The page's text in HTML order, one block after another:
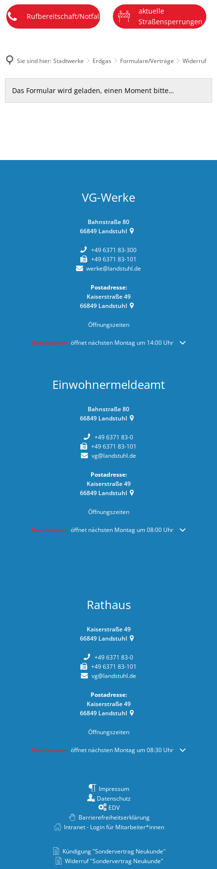
Menü DE
Rufbereitschaft/Notfall
aktuelle
Straßensperrungen
Sie sind hier: Stadtwerke Erdgas Formulare/Verträge Widerruf
Widerruf
Das Formular wird geladen, einen Moment bitte…
VG-Werke
Bahnstraße 80
66849 Landstuhl
+49 6371 83-300
+49 6371 83-101
werke@landstuhl.de
Postadresse:
Kaiserstraße 49
66849 Landstuhl
Öffnungszeiten
Klicken, um weitere Öffnungs- oder Schließzeiten auszublenden
Geschlossen: öffnet nächsten Montag um 14:00 Uhr
Einwohnermeldeamt
Bahnstraße 80
66849 Landstuhl
+49 6371 83-0
+49 6371 83-101
vg@landstuhl.de
Postadresse:
Kaiserstraße 49
66849 Landstuhl
Öffnungszeiten
Klicken, um weitere Öffnungs- oder Schließzeiten auszublenden
Geschlossen: öffnet nächsten Montag um 08:00 Uhr
Rathaus
Kaiserstraße 49
66849 Landstuhl
+49 6371 83-0
+49 6371 83-101
vg@landstuhl.de
Postadresse:
Kaiserstraße 49
66849 Landstuhl
Öffnungszeiten
Klicken, um weitere Öffnungs- oder Schließzeiten auszublenden
Geschlossen: öffnet nächsten Montag um 08:30 Uhr
Impressum
Datenschutz
EDV
Barrierefreiheitserklärung
Intranet - Login für Mitarbeiter*innen
Kündigung "Sondervertrag Neukunde"
Widerruf "Sondervertrag Neukunde"